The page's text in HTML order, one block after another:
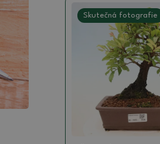
Skutečná fotografie